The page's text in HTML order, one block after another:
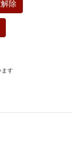
除
ます